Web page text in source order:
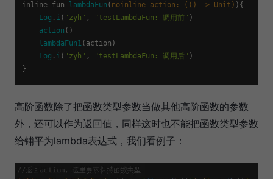
inline fun
lambdaFun ( noinline action: (() -> Unit) ){
Log . i( "zyh" , "testLambdaFun: 调用前" )
action ()
lambdaFun1(action)
Log . i( "zyh" , "testLambdaFun: 调用后" )
高阶函数除了把函数类型参数当做其他高阶函数的参数
外，还可以作为返回值，同样这时也不能把函数类型参数
给铺平为lambda表达式，我们看例子：